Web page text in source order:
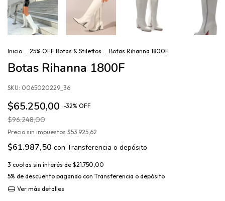
Inicio . 25% OFF Botas & Stilettos . Botas Rihanna 1800F
Botas Rihanna 1800F
SKU: 0065020229_36
$65.250,00 -32% OFF
$96.248,00
Precio sin impuestos $53.925,62
$61.987,50 con Transferencia o depósito
3 cuotas sin interés de $21.750,00
5% de descuento pagando con Transferencia o depósito
Ver más detalles